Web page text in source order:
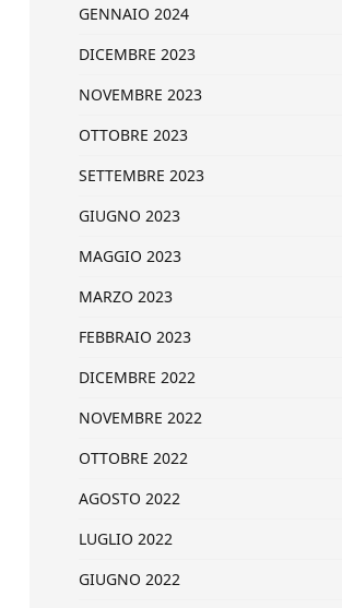
GENNAIO 2024
DICEMBRE 2023
NOVEMBRE 2023
OTTOBRE 2023
SETTEMBRE 2023
GIUGNO 2023
MAGGIO 2023
MARZO 2023
FEBBRAIO 2023
DICEMBRE 2022
NOVEMBRE 2022
OTTOBRE 2022
AGOSTO 2022
LUGLIO 2022
GIUGNO 2022